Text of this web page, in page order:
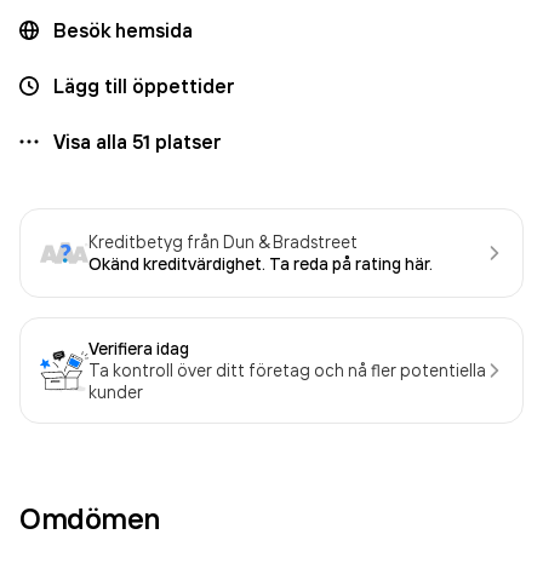
Besök hemsida
Lägg till öppettider
Visa alla 51 platser
Kreditbetyg från Dun & Bradstreet
Okänd kreditvärdighet. Ta reda på rating här.
Verifiera idag
Ta kontroll över ditt företag och nå fler potentiella
kunder
Omdömen